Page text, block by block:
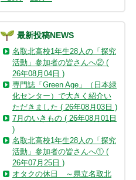
最新投稿NEWS
名取北高校1年生28人の「探究
活動」参加者の皆さんへ② (
26年08月04日 )
専門誌「Green Age」（日本緑
化センター）で大きく紹介い
ただきました ( 26年08月03日 )
7月のいきもの ( 26年08月01日
)
名取北高校1年生28人の「探究
活動」参加者の皆さんへ① (
26年07月25日 )
オタクの休日 ～県立名取北